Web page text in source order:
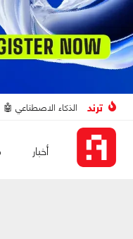
ترند الذكاء الاصطناعي 🤖
أخبار